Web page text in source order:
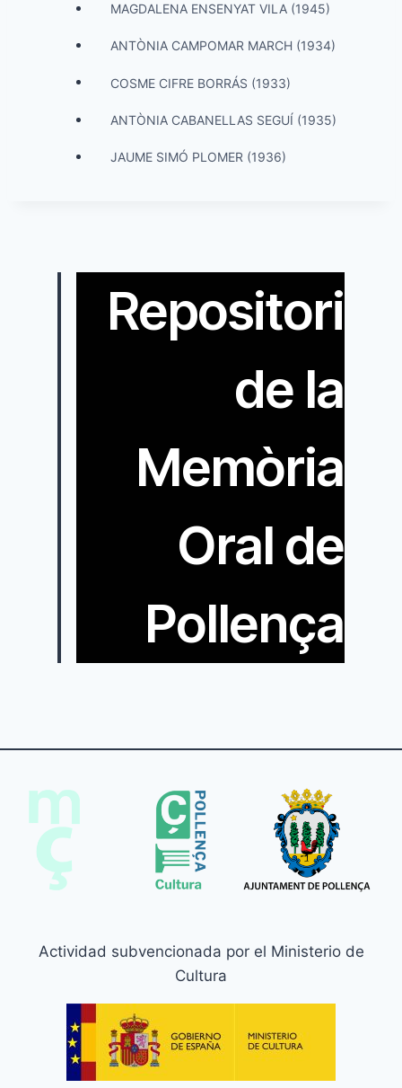
MAGDALENA ENSENYAT VILA (1945)
ANTÒNIA CAMPOMAR MARCH (1934)
COSME CIFRE BORRÁS (1933)
ANTÒNIA CABANELLAS SEGUÍ (1935)
JAUME SIMÓ PLOMER (1936)
Repositori
de la
Memòria
Oral de
Pollença
Actividad subvencionada por el Ministerio de
Cultura